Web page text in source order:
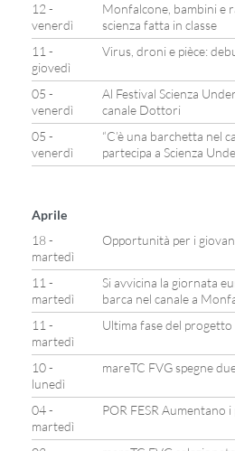
12 -
venerdì
Monfalcone, bambini e
scienza fatta in classe
11 -
giovedì
Virus, droni e pièce:
05 -
venerdì
Al Festival Scienza
canale Dottori
05 -
venerdì
“C’è una barchetta nel
partecipa a Scienza
Aprile
18 -
martedì
Opportunità per i
11 -
martedì
Si avvicina la giornata
barca nel canale a
11 -
martedì
Ultima fase del
10 -
lunedì
mareTC FVG spegne
04 -
martedì
POR FESR Aumentano